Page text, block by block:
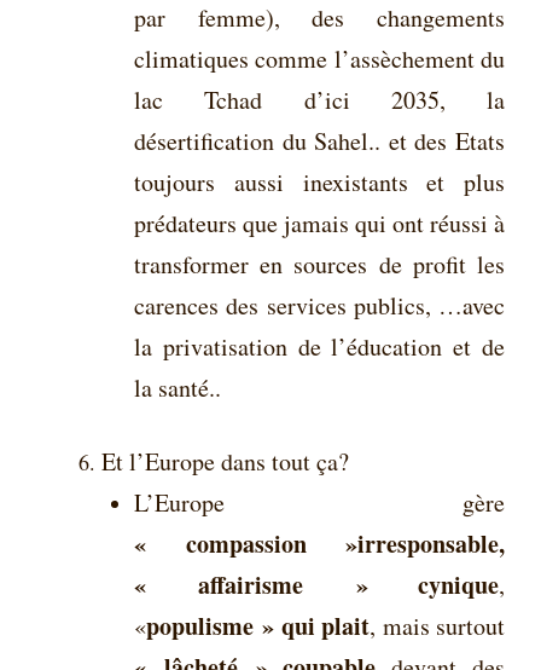
par femme), des changements
climatiques comme l’assèchement du
lac Tchad d’ici 2035, la
désertification du Sahel.. et des Etats
toujours aussi inexistants et plus
prédateurs que jamais qui ont réussi à
transformer en sources de profit les
carences des services publics, …avec
la privatisation de l’éducation et de
la santé..
Et l’Europe dans tout ça?
L’Europe gère
« compassion »irresponsable,
« affairisme » cynique,
«populisme » qui plait, mais surtout